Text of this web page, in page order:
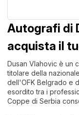
Autografi di
acquista il
Dusan Vlahovic è un
titolare della
dell'OFK Belgrado e
esordito tra i
Coppe di Serbia